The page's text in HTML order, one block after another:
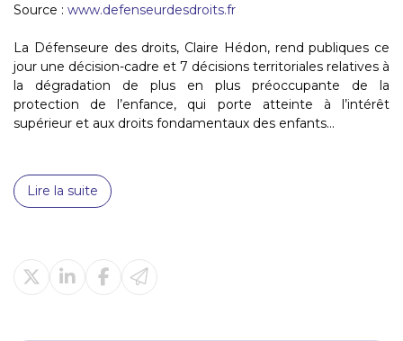
Source : www.defenseurdesdroits.fr
La Défenseure des droits, Claire Hédon, rend publiques ce
jour une décision-cadre et 7 décisions territoriales relatives à
la dégradation de plus en plus préoccupante de la
protection de l’enfance, qui porte atteinte à l’intérêt
supérieur et aux droits fondamentaux des enfants...
Lire la suite